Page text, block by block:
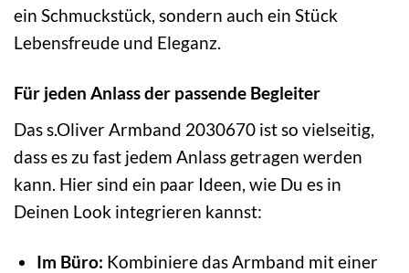
ein Schmuckstück, sondern auch ein Stück
Lebensfreude und Eleganz.
Für jeden Anlass der passende Begleiter
Das s.Oliver Armband 2030670 ist so vielseitig,
dass es zu fast jedem Anlass getragen werden
kann. Hier sind ein paar Ideen, wie Du es in
Deinen Look integrieren kannst:
Im Büro: Kombiniere das Armband mit einer